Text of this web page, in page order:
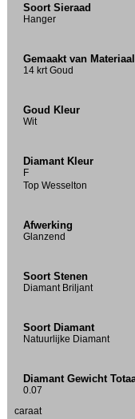
Soort Sieraad
Hanger
Gemaakt van Materiaal
14 krt Goud
Goud Kleur
Wit
Diamant Kleur
F
Top Wesselton
Afwerking
Glanzend
Soort Stenen
Diamant Briljant
Soort Diamant
Natuurlijke Diamant
Diamant Gewicht
0.07
caraat